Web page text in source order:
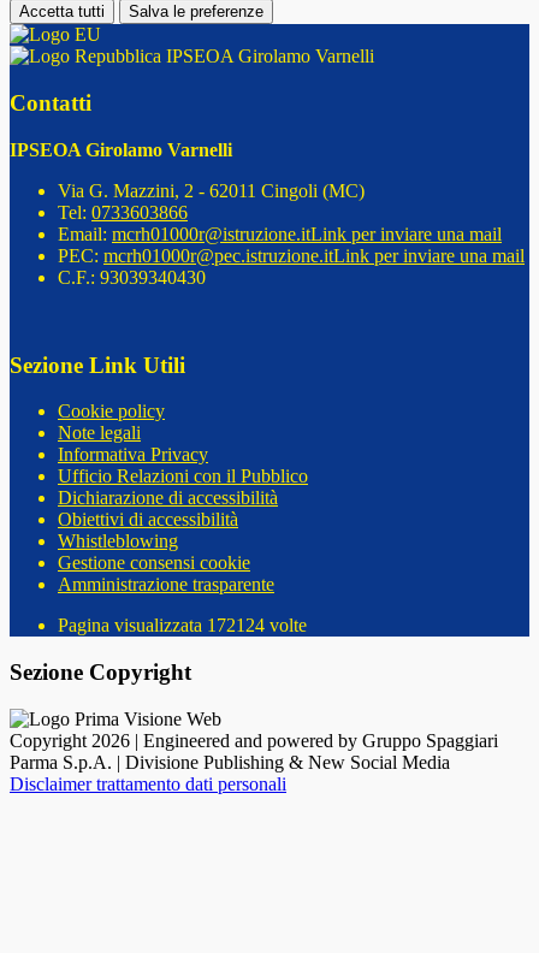
Accetta tutti Salva le preferenze
IPSEOA Girolamo Varnelli
Contatti
IPSEOA Girolamo Varnelli
Via G. Mazzini, 2 - 62011 Cingoli (MC)
Tel: 0733603866
Email: mcrh01000r@istruzione.itLink per inviare una mail
PEC: mcrh01000r@pec.istruzione.itLink per inviare una mail
C.F.: 93039340430
Sezione Link Utili
Cookie policy
Note legali
Informativa Privacy
Ufficio Relazioni con il Pubblico
Dichiarazione di accessibilità
Obiettivi di accessibilità
Whistleblowing
Gestione consensi cookie
Amministrazione trasparente
Pagina visualizzata 172124 volte
Sezione Copyright
Copyright 2026 | Engineered and powered by Gruppo Spaggiari
Parma S.p.A. | Divisione Publishing & New Social Media
Disclaimer trattamento dati personali